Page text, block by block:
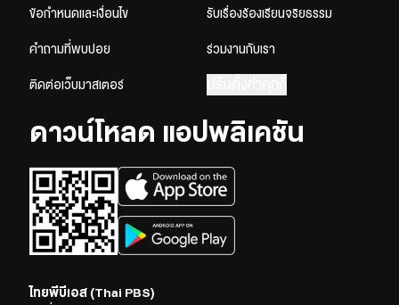
ข้อกำหนดและเงื่อนไข รับเรื่องร้องเรียนจริยธรรม
คำถามที่พบบ่อย ร่วมงานกับเรา
ติดต่อเว็บมาสเตอร์
ดาวน์โหลด แอปพลิเคชัน
ไทยพีบีเอส (Thai PBS)